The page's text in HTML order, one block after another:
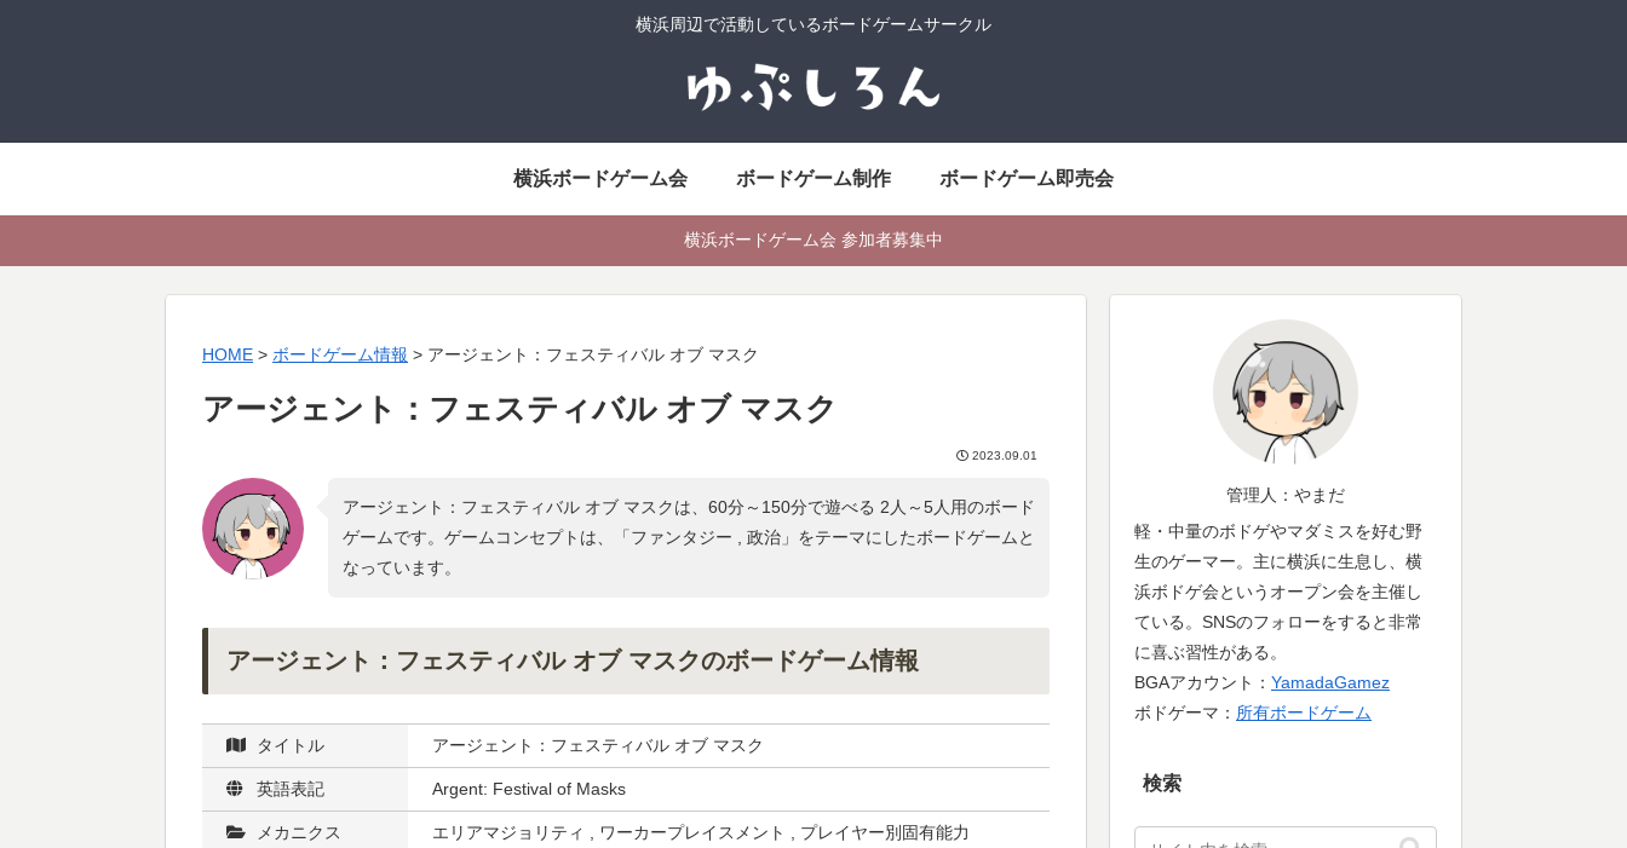
横浜周辺で活動しているボードゲームサークル
横浜ボードゲーム会 ボードゲーム制作 ボードゲーム即売会
横浜ボードゲーム会 参加者募集中
HOME > ボードゲーム情報 > アージェント：フェスティバル オブ マスク
アージェント：フェスティバル オブ マスク
2023.09.01
アージェント：フェスティバル オブ マスクは、60分～150分で遊べる 2人～5人用のボード
ゲームです。ゲームコンセプトは、「ファンタジー , 政治 」をテーマにしたボードゲームと
なっています。
アージェント：フェスティバル オブ マスクのボードゲーム情報
タイトル アージェント：フェスティバル オブ マスク
英語表記 Argent: Festival of Masks
メカニクス エリアマジョリティ , ワーカープレイスメント , プレイヤー別固有能力
管理人：やまだ
軽・中量のボドゲやマダミスを好む野
生のゲーマー。主に横浜に生息し、横
浜ボドゲ会というオープン会を主催し
ている。SNSのフォローをすると非常
に喜ぶ習性がある。
BGAアカウント： YamadaGamez
ボドゲーマ： 所有ボードゲーム
検索